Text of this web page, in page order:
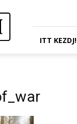
ITT KEZDJ!